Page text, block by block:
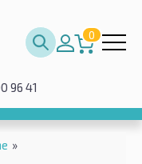
0
96 41
»